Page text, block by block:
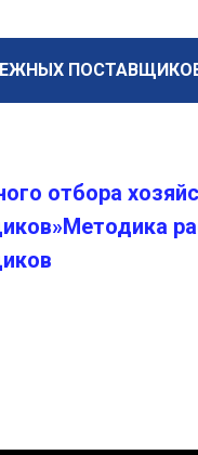
отбора
Методика